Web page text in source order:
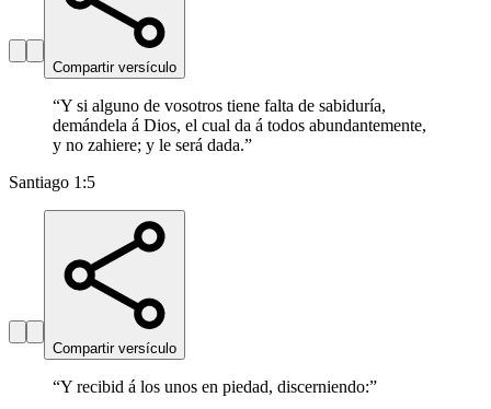
Compartir versículo
“Y si alguno de vosotros tiene falta de sabiduría,
demándela á Dios, el cual da á todos abundantemente,
y no zahiere; y le será dada.”
Santiago 1:5
Compartir versículo
“Y recibid á los unos en piedad, discerniendo:”